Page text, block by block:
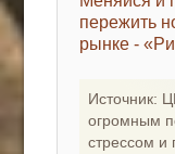
пережить
рынке -
Источник:
огромным
стрессом и